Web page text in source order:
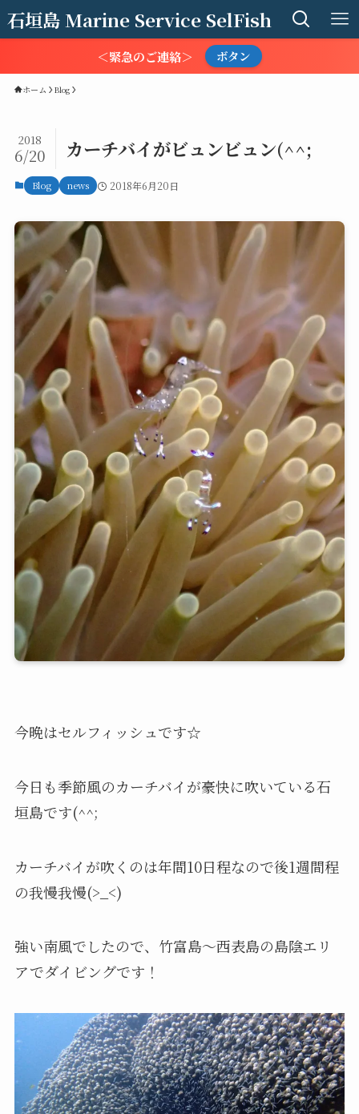
石垣島 Marine Service SelFish
＜緊急のご連絡＞ ボタン
ホーム Blog
カーチバイがビュンビュン(^^;
2018
6/20
Blog news 2018年6月20日
今晩はセルフィッシュです☆
今日も季節風のカーチバイが豪快に吹いている石
垣島です(^^;
カーチバイが吹くのは年間10日程なので後1週間程
の我慢我慢(>_<)
強い南風でしたので、竹富島～西表島の島陰エリ
アでダイビングです！